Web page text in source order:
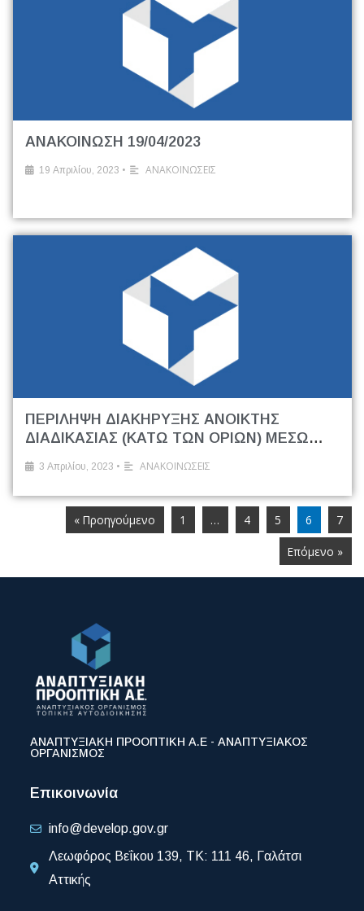
ΑΝΑΚΟΙΝΩΣΗ 19/04/2023
19 Απριλίου, 2023 • ΑΝΑΚΟΙΝΩΣΕΙΣ
ΠΕΡΙΛΗΨΗ ΔΙΑΚΗΡΥΞΗΣ ΑΝΟΙΚΤΗΣ
ΔΙΑΔΙΚΑΣΙΑΣ (ΚΑΤΩ ΤΩΝ ΟΡΙΩΝ) ΜΕΣΩ
ΗΛΕΚΤΡΟΝΙΚΩΝ ΔΗΜΟΣΙΩΝ ΣΥΜΒΑΣΕΩΝ
(Ε.Σ.Η.ΔΗ.Σ)
3 Απριλίου, 2023 • ΑΝΑΚΟΙΝΩΣΕΙΣ
« Προηγούμενο 1 … 4 5 6 7
Επόμενο »
ΑΝΑΠΤΥΞΙΑΚΗ ΠΡΟΟΠΤΙΚΗ Α.Ε - ΑΝΑΠΤΥΞΙΑΚΟΣ
ΟΡΓΑΝΙΣΜΟΣ
Επικοινωνία
info@develop.gov.gr
Λεωφόρος Βεΐκου 139, ΤΚ: 111 46, Γαλάτσι
Αττικής